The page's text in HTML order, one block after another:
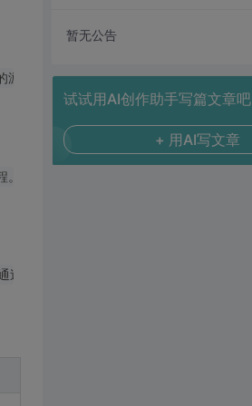
暂无公告
试试用AI创作助手写篇文章吧
+ 用AI写文章